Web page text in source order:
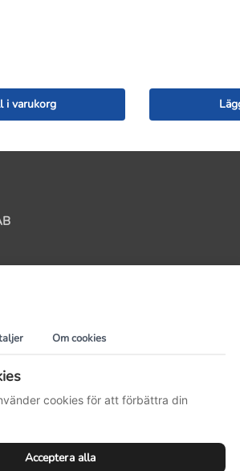
Om cookies
cookies för att förbättra din
Acceptera alla
i varukorg
© Lastbilsdel.se 2025